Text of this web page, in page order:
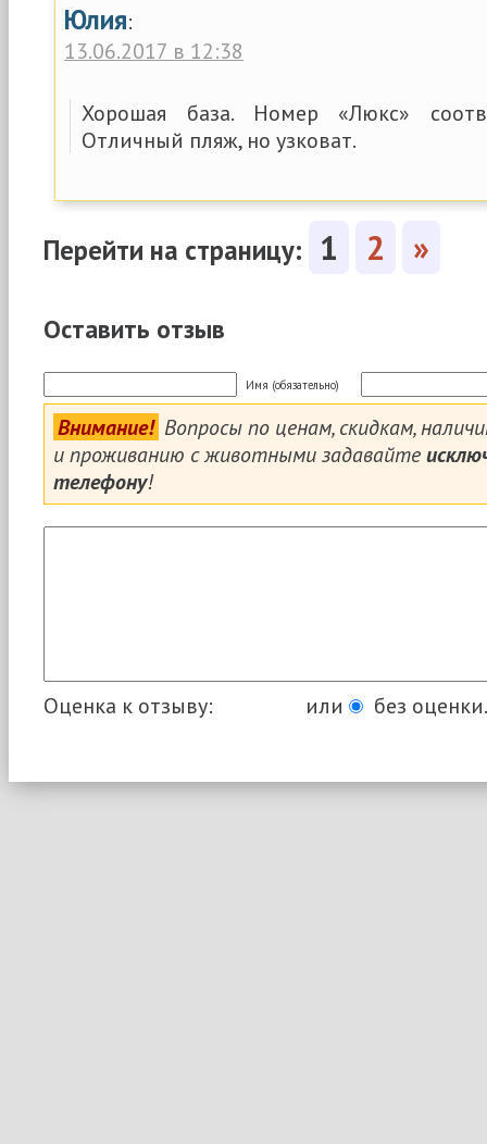
Юлия:
13.06.2017 в 12:38
Хорошая база. Номер «Люкс»
Отличный пляж, но узковат.
Перейти на страницу: 1 2 »
Оставить отзыв
Имя (обязательно)
Внимание! Вопросы по ценам, скидкам,
и проживанию с животными задавайте
телефону!
Оценка к отзыву: или без оценки.